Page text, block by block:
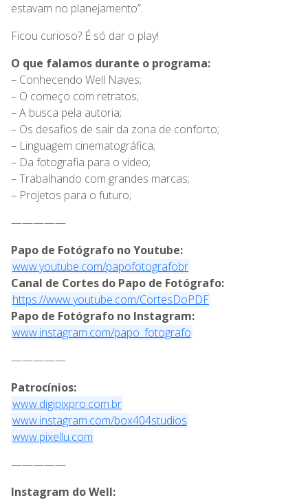
estavam no planejamento”.
Ficou curioso? É só dar o play!
O que falamos durante o programa:
– Conhecendo Well Naves;
– O começo com retratos;
– A busca pela autoria;
– Os desafios de sair da zona de conforto;
– Linguagem cinematográfica;
– Da fotografia para o video;
– Trabalhando com grandes marcas;
– Projetos para o futuro;
—————
Papo de Fotógrafo no Youtube:
www.youtube.com/papofotografobr
Canal de Cortes do Papo de Fotógrafo:
https://www.youtube.com/CortesDoPDF
Papo de Fotógrafo no Instagram:
www.instagram.com/papo_fotografo
—————
Patrocínios:
www.digipixpro.com.br
www.instagram.com/box404studios
www.pixellu.com
—————
Instagram do Well: